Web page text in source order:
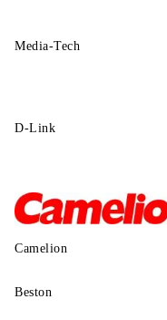
Media-Tech
D-Link
Camelion
Beston